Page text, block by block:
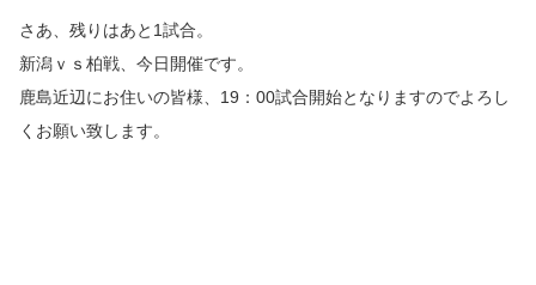
さあ、残りはあと1試合。
新潟ｖｓ柏戦、今日開催です。
鹿島近辺にお住いの皆様、19：00試合開始となりますのでよろし
くお願い致します。